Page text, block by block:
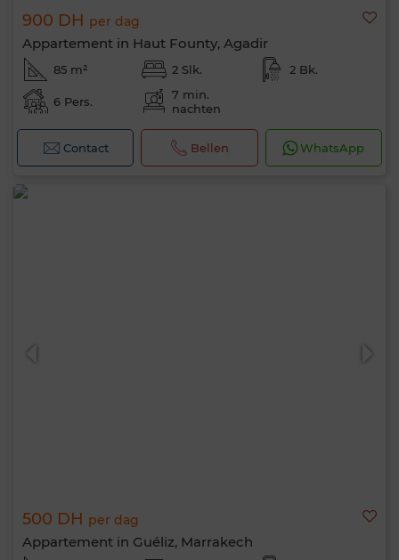
900 DH per dag
Appartement in Haut Founty, Agadir
85 m² 2 Slk. 2 Bk.
6 Pers.
7 min.
nachten
Contact Bellen WhatsApp
500 DH per dag
Appartement in Guéliz, Marrakech